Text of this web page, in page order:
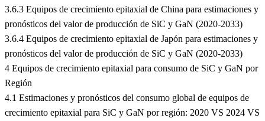
3.6.3 Equipos de crecimiento epitaxial de China para estimaciones y
pronósticos del valor de producción de SiC y GaN (2020-2033)
3.6.4 Equipos de crecimiento epitaxial de Japón para estimaciones y
pronósticos del valor de producción de SiC y GaN (2020-2033)
4 Equipos de crecimiento epitaxial para consumo de SiC y GaN por
Región
4.1 Estimaciones y pronósticos del consumo global de equipos de
crecimiento epitaxial para SiC y GaN por región: 2020 VS 2024 VS